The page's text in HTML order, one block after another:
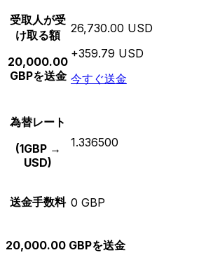
受取人が受
け取る額
20,000.00
GBPを送金
26,730.00 USD
+359.79 USD
今すぐ送金
為替レート
(1GBP →
USD)
1.336500
送金手数料 0 GBP
20,000.00 GBPを送金